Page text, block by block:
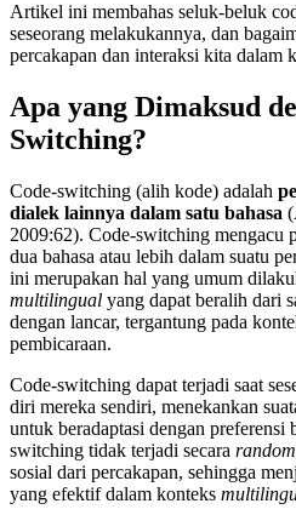
Artikel ini membahas seluk-beluk
seseorang melakukannya, dan
percakapan dan interaksi kita dalam
Apa yang Dimaksud
Switching?
Code-switching (alih kode) adalah
dialek lainnya dalam satu bahasa
2009:62). Code-switching mengacu
dua bahasa atau lebih dalam suatu
ini merupakan hal yang umum
multilingual yang dapat beralih dari
dengan lancar, tergantung pada
pembicaraan.
Code-switching dapat terjadi saat
diri mereka sendiri, menekankan
untuk beradaptasi dengan preferensi
switching tidak terjadi secara random
sosial dari percakapan, sehingga
yang efektif dalam konteks